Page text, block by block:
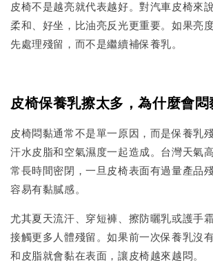
皮椅不是越亮就代表越好。對汽車皮椅來
柔和、好坐，比油亮反光更重要。如果亮
先處理殘留，而不是繼續補保養乳。
皮椅保養乳擦太多，為什麼會悶
皮椅悶黏通常不是單一原因，而是保養乳
汗水皮脂和空氣濕度一起造成。台灣天氣
常長時間密閉，一旦皮椅表面有過量產品
容易有黏膩感。
尤其夏天流汗、穿短褲、擦防曬乳或護手
接觸更多人體殘留。如果前一次保養乳沒
和皮脂就會黏在表面，讓皮椅越來越悶。